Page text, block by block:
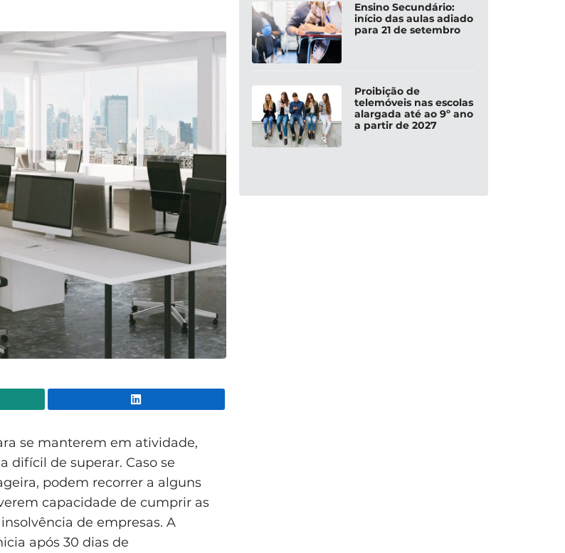
se manterem em atividade,
difícil de superar. Caso se
podem recorrer a alguns
capacidade de cumprir as
de empresas. A
após 30 dias de
Ensino Secundário:
início das aulas adiado
para 21 de setembro
Proibição de
telemóveis nas escolas
alargada até ao 9º ano
a partir de 2027